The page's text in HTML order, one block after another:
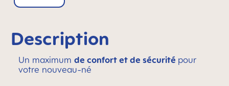
Description
Un maximum de confort et de sécurité pour
votre nouveau-né